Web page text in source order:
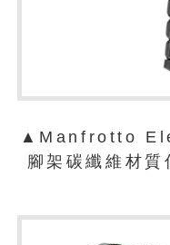
▲Manfrotto
腳架碳纖維材質